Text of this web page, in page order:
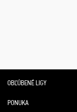
OBĽÚBENÉ LIGY
PONUKA